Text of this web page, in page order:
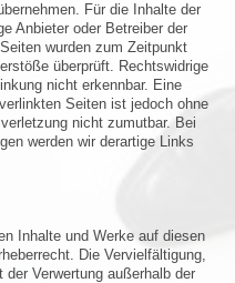
Für die Inhalte der
Anbieter oder Betreiber der
wurden zum Zeitpunkt
überprüft. Rechtswidrige
nicht erkennbar. Eine
Seiten ist jedoch ohne
nicht zumutbar. Bei
werden wir derartige Links
Inhalte und Werke auf diesen
Die Vervielfältigung,
der Verwertung außerhalb der